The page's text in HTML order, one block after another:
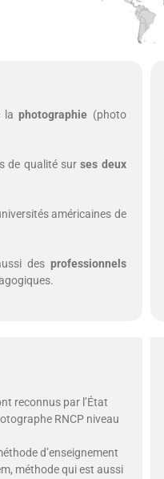
laphotographie (photo
de qualité surses deux
américaines de
des professionnels
reconnus par l’État
RNCP niveau
d’enseignement
méthode qui est aussi